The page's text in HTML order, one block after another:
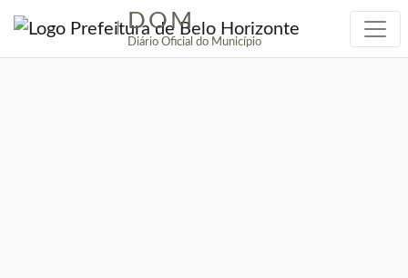
| DOM
Diário Oficial do Município